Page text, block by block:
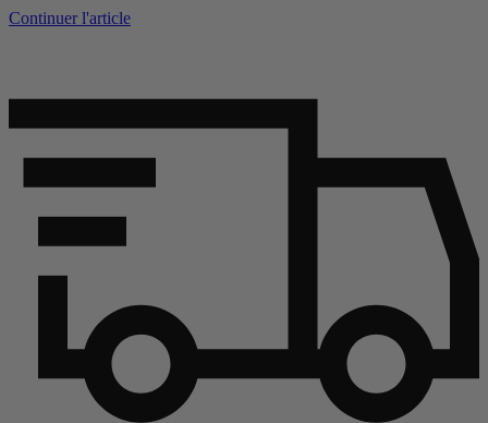
Continuer l'article